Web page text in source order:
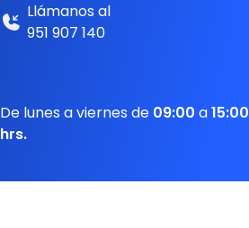
Llámanos al
951 907 140
De lunes a viernes de 09:00 a15:00
hrs.